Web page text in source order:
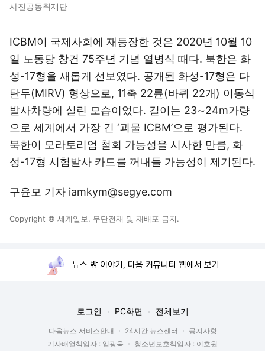
사진공동취재단
ICBM이 국제사회에 재등장한 것은 2020년 10월 10
일 노동당 창건 75주년 기념 열병식 때다. 북한은 화
성-17형을 새롭게 선보였다. 공개된 화성-17형은 다
탄두(MIRV) 형상으로, 11축 22륜(바퀴 22개) 이동식
발사차량에 실린 모습이었다. 길이는 23∼24m가량
으로 세계에서 가장 긴 ‘괴물 ICBM’으로 평가된다.
북한이 모라토리엄 철회 가능성을 시사한 만큼, 화
성-17형 시험발사 카드를 꺼내들 가능성이 제기된다.
구윤모 기자 iamkym@segye.com
Copyright © 세계일보. 무단전재 및 재배포 금지.
뉴스 밖 이야기, 다음 커뮤니티 웹에서 보기
로그인 PC화면 전체보기
다음뉴스 서비스안내 24시간 뉴스센터
공지사항
기사배열책임자 : 임광욱
청소년보호책임자 : 이호원